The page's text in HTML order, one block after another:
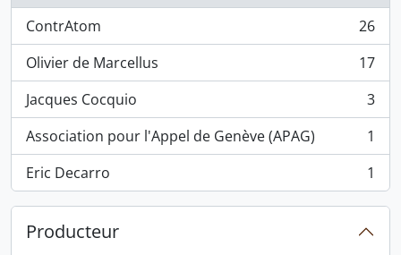
ContrAtom
, 26 résultats
26
Olivier de Marcellus
, 17 résultats
17
Jacques Cocquio
, 3 résultats
3
Association pour l'Appel de Genève (APAG)
, 1 résultats
1
Eric Decarro
, 1 résultats 1
Producteur